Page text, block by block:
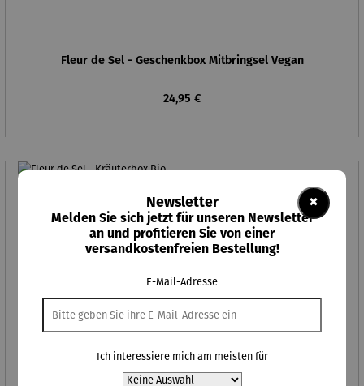
Fleur de Sel - Geschenkbox Mitbringsel Vegan
Regulärer Preis:
24,95 €
×
Newsletter
Melden Sie sich jetzt für unseren Newsletter
an und profitieren Sie von einer
versandkostenfreien Bestellung!
E-Mail-Adresse
Ich interessiere mich am meisten für